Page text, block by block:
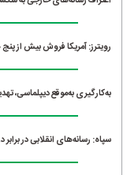
رویترز: آمریکا فروش بیش از
به‌کارگیری به‌موقع دیپلماسی،
سپاه: رسانه‌های انقلابی در